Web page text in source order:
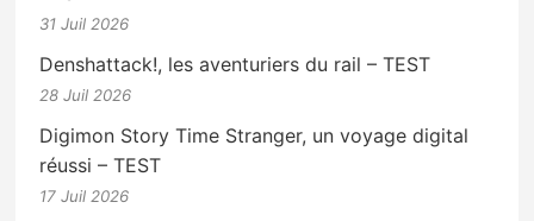
31 Juil 2026
Denshattack!, les aventuriers du rail – TEST
28 Juil 2026
Digimon Story Time Stranger, un voyage digital
réussi – TEST
17 Juil 2026